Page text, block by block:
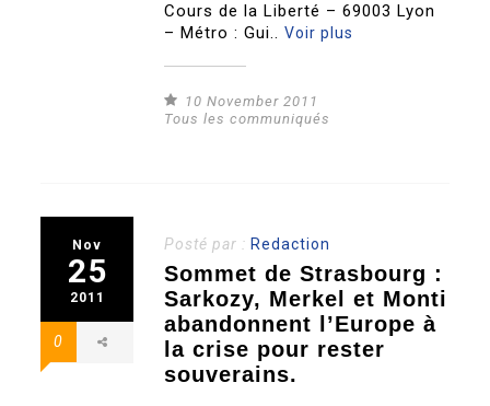
Cours de la Liberté – 69003 Lyon
– Métro : Gui..Voir plus
10 November 2011
Tous les communiqués
Nov
25
2011
0
Posté par : Redaction
Sommet de Strasbourg :
Sarkozy, Merkel et Monti
abandonnent l’Europe à
la crise pour rester
souverains.